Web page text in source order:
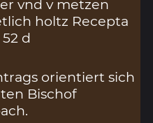
vnd v metzen
holtz Recepta
d
orientiert sich
Bischof